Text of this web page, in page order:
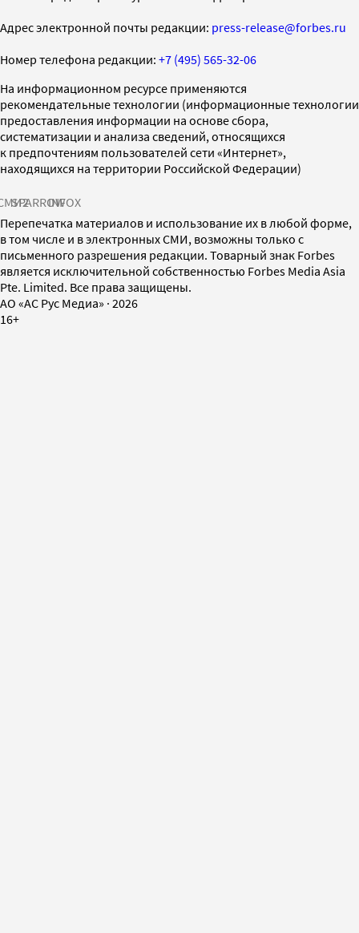
Адрес электронной почты редакции: press-release@forbes.ru
Номер телефона редакции: +7 (495) 565-32-06
На информационном ресурсе применяются
рекомендательные технологии (информационные технологии
предоставления информации на основе сбора,
систематизации и анализа сведений, относящихся
к предпочтениям пользователей сети «Интернет»,
находящихся на территории Российской Федерации)
SPARROWINFOX
Перепечатка материалов и использование их в любой форме,
в том числе и в электронных СМИ, возможны только с
письменного разрешения редакции. Товарный знак Forbes
является исключительной собственностью Forbes Media Asia
Pte. Limited. Все права защищены.
AO «АС Рус Медиа» · 2026
16+